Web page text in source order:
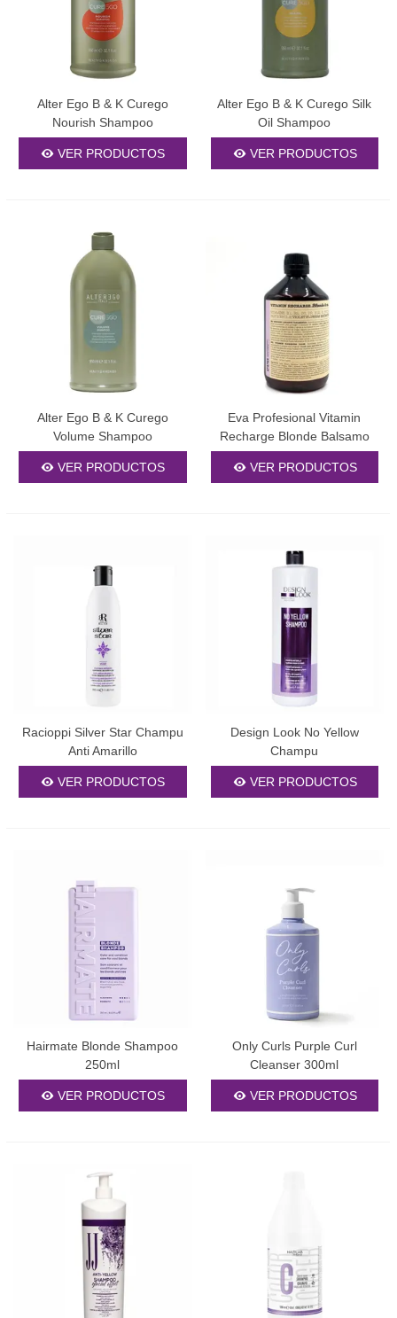
Alter Ego B & K Curego
Nourish Shampoo
VER PRODUCTOS
Alter Ego B & K Curego Silk
Oil Shampoo
VER PRODUCTOS
Alter Ego B & K Curego
Volume Shampoo
VER PRODUCTOS
Eva Profesional Vitamin
Recharge Blonde Balsamo
Lavante 500ml
VER PRODUCTOS
Racioppi Silver Star Champu
Anti Amarillo
VER PRODUCTOS
Design Look No Yellow
Champu
VER PRODUCTOS
Hairmate Blonde Shampoo
250ml
VER PRODUCTOS
Only Curls Purple Curl
Cleanser 300ml
VER PRODUCTOS